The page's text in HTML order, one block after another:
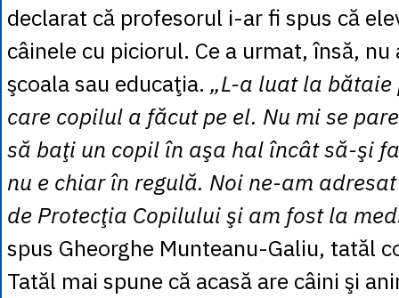
declarat că profesorul i-ar fi spus că
câinele cu piciorul. Ce a urmat, însă,
şcoala sau educaţia. „L-a luat la
care copilul a făcut pe el. Nu mi se
să baţi un copil în aşa hal încât să-şi
nu e chiar în regulă. Noi ne-am
de Protecţia Copilului şi am fost la
spus Gheorghe Munteanu-Galiu, tatăl
Tatăl mai spune că acasă are câini şi